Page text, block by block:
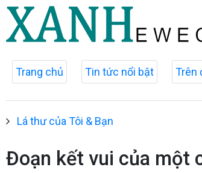
Trang chủ Tin tức nổi bật Trên
Lá thư của Tôi & Bạn
Đoạn kết vui của một